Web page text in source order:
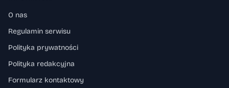
O nas
Regulamin serwisu
Polityka prywatności
Polityka redakcyjna
Formularz kontaktowy